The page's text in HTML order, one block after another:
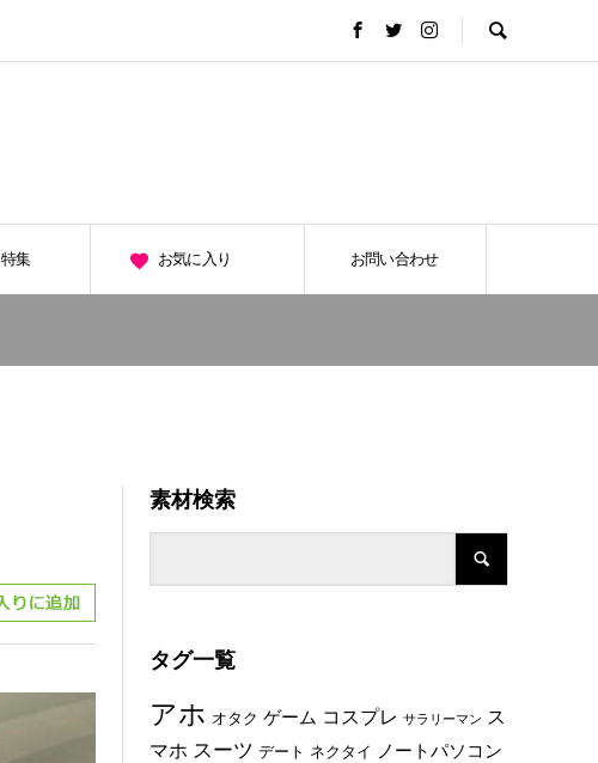
特集 お気に入り お問い合わせ
素材検索
タグ一覧
アホ オタク ゲーム コスプレ サラリーマン ス
マホ スーツ デート ネクタイ ノートパソコン